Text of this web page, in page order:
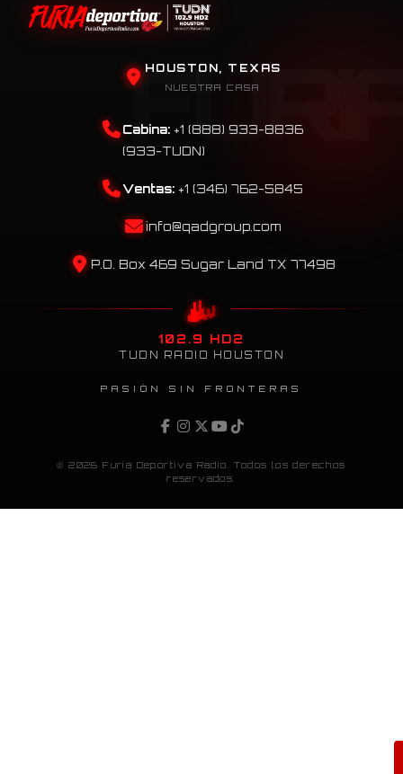
HOUSTON, TEXAS
NUESTRA CASA
Cabina: +1 (888) 933-8836
(933-TUDN)
Ventas: +1 (346) 762-5845
info@qadgroup.com
P.O. Box 469 Sugar Land TX 77498
102.9 HD2
TUDN RADIO HOUSTON
PASIÓN SIN FRONTERAS
© 2026 Furia Deportiva Radio. Todos los derechos
reservados.